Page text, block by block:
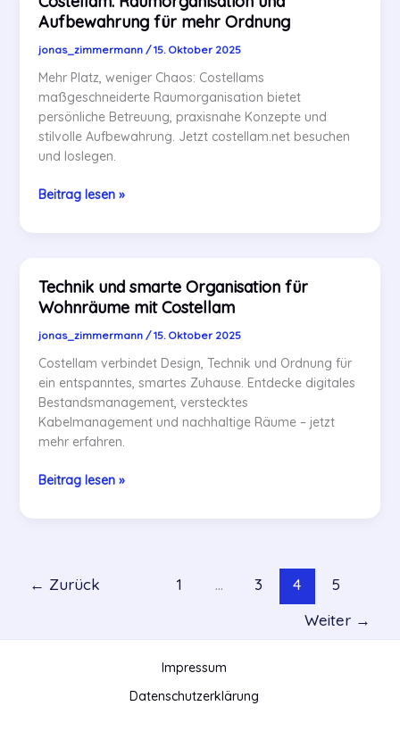
Costellam
Aufbewahrung für mehr Ordnung
jonas_zimmermann /15. Oktober 2025
Mehr Platz, weniger Chaos: Costellams
maßgeschneiderte Raumorganisation bietet
persönliche Betreuung, praxisnahe Konzepte und
stilvolle Aufbewahrung. Jetzt costellam.net besuchen
und loslegen.
Costellam:
mehr
Ordnung
Beitrag lesen »
Technik und smarte Organisation für
Wohnräume mit Costellam
jonas_zimmermann /15. Oktober 2025
Costellam verbindet Design, Technik und Ordnung für
ein entspanntes, smartes Zuhause. Entdecke digitales
Bestandsmanagement, verstecktes
Kabelmanagement und nachhaltige Räume – jetzt
mehr erfahren.
Technik
Wohnräume
Beitrag lesen »
← Zurück 1 … 3 4
5
Weiter →
Impressum
Datenschutzerklärung